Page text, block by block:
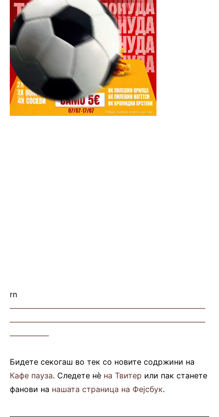
rn
—————————————————————————
—————————————————————————
—————
Бидете секогаш во тек со новите содржини на
Кафе пауза. Следете нè на Твитер или пак станете
фанови на нашата страница на Фејсбук.